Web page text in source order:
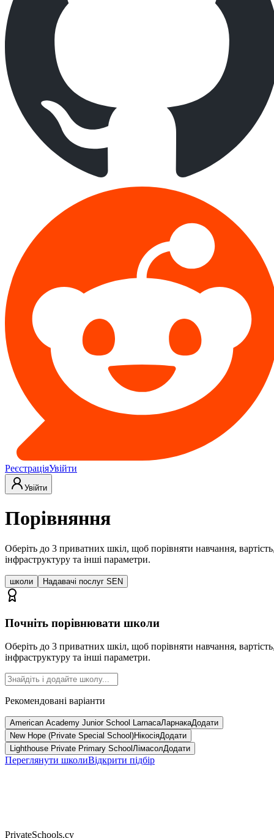
РеєстраціяУвійти
Увійти
Порівняння
Оберіть до 3 приватних шкіл, щоб порівняти навчання,
інфраструктуру та інші параметри.
школи Надавачі послуг SEN
Почніть порівнювати школи
Оберіть до 3 приватних шкіл, щоб порівняти навчання,
інфраструктуру та інші параметри.
Рекомендовані варіанти
American Academy Junior School LarnacaЛарнакаДодати
New Hope (Private Special School)НікосіяДодати
Lighthouse Private Primary School ЛімасолДодати
Переглянути школиВідкрити підбір
PrivateSchools.cy